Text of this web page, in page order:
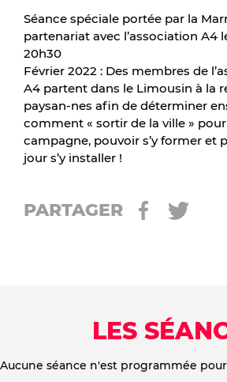
Séance spéciale portée par la
partenariat avec l’association A4
20h30
Février 2022 : Des membres de
A4 partent dans le Limousin à la
paysan-nes afin de déterminer
comment « sortir de la ville »
campagne, pouvoir s’y former et
jour s’y installer !
PARTAGER
LES
Aucune séance n'est programmée